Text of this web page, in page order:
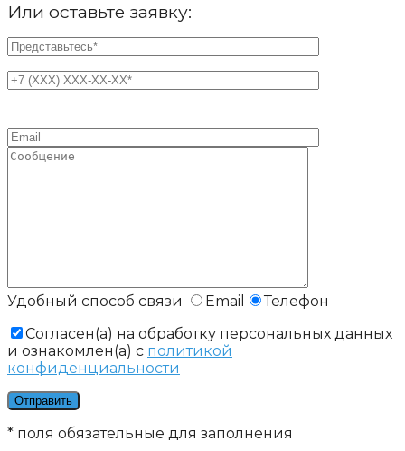
Или оставьте заявку:
Удобный способ связи Email
Телефон
Cогласен(а) на обработку персональных данных
и ознакомлен(а) с политикой
конфиденциальности
* поля обязательные для заполнения